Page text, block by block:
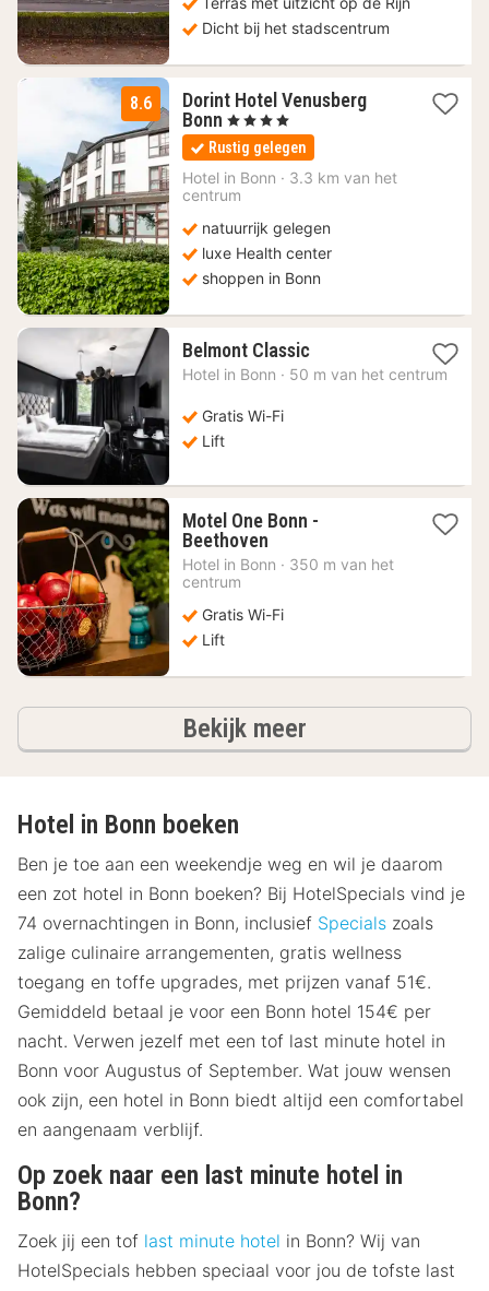
Dicht bij het stadscentrum
8.6
Dorint Hotel Venusberg
Bonn 1
nacht
vanaf
119,41
€
, 4 Sterren
Rustig gelegen
Hotel in Bonn · 3.3 km van het
centrum
natuurrijk gelegen
luxe Health center
shoppen in Bonn
Belmont Classic1
nacht
Hotel in Bonn · 50 m van het centrum
Gratis Wi-Fi
Lift
Motel One Bonn -
Beethoven1
nacht
€
Hotel in Bonn · 350 m van het
centrum
Gratis Wi-Fi
Lift
Bekijk meerhotels
Hotel in Bonn boeken
Ben je toe aan een weekendje weg en wil je daarom
een zot hotel in Bonn boeken? Bij HotelSpecials vind je
74 overnachtingen in Bonn, inclusief Specials zoals
zalige culinaire arrangementen, gratis wellness
toegang en toffe upgrades, met prijzen vanaf 51€.
Gemiddeld betaal je voor een Bonn hotel 154€ per
nacht. Verwen jezelf met een tof last minute hotel in
Bonn voor Augustus of September. Wat jouw wensen
ook zijn, een hotel in Bonn biedt altijd een comfortabel
en aangenaam verblijf.
Op zoek naar een last minute hotel in
Bonn?
Zoek jij een tof last minute hotel in Bonn? Wij van
HotelSpecials hebben speciaal voor jou de tofste last